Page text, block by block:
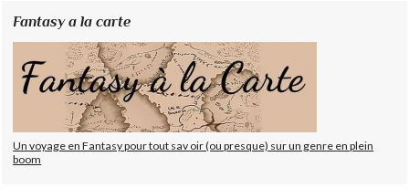
Fantasy a la carte
Un voyage en Fantasy pour tout sav oir (ou presque) sur un genre en plein
boom